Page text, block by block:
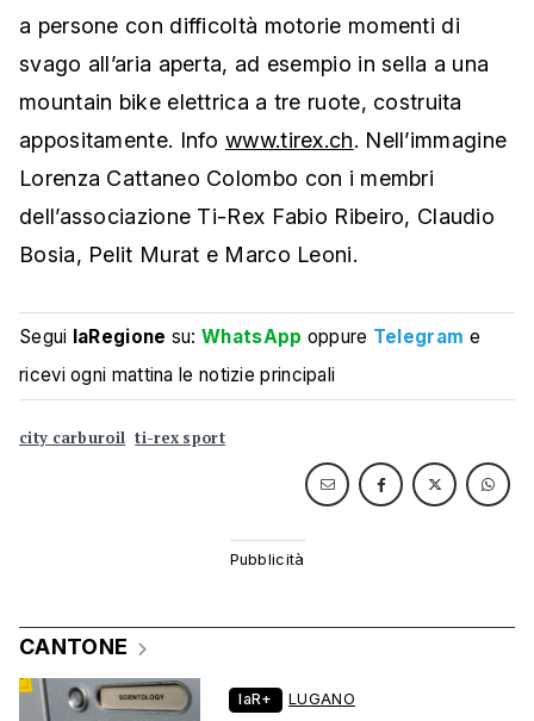
a persone con difficoltà motorie momenti di
svago all’aria aperta, ad esempio in sella a una
mountain bike elettrica a tre ruote, costruita
appositamente. Infowww.tirex.ch. Nell’immagine
Lorenza Cattaneo Colombo con i membri
dell’associazione Ti-Rex Fabio Ribeiro, Claudio
Bosia, Pelit Murat e Marco Leoni.
Segui laRegione su:WhatsApp oppure Telegram e
ricevi ogni mattina le notizie principali
city carburoil ti-rex sport
CANTONE
laR+ LUGANO